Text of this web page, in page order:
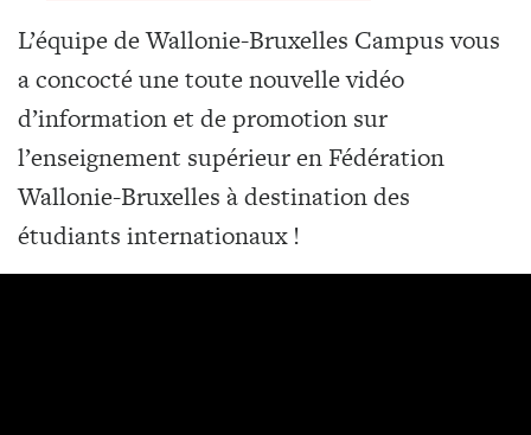
L’équipe de Wallonie-Bruxelles Campus vous
a concocté une toute nouvelle vidéo
d’information et de promotion sur
l’enseignement supérieur en Fédération
Wallonie-Bruxelles à destination des
étudiants internationaux !